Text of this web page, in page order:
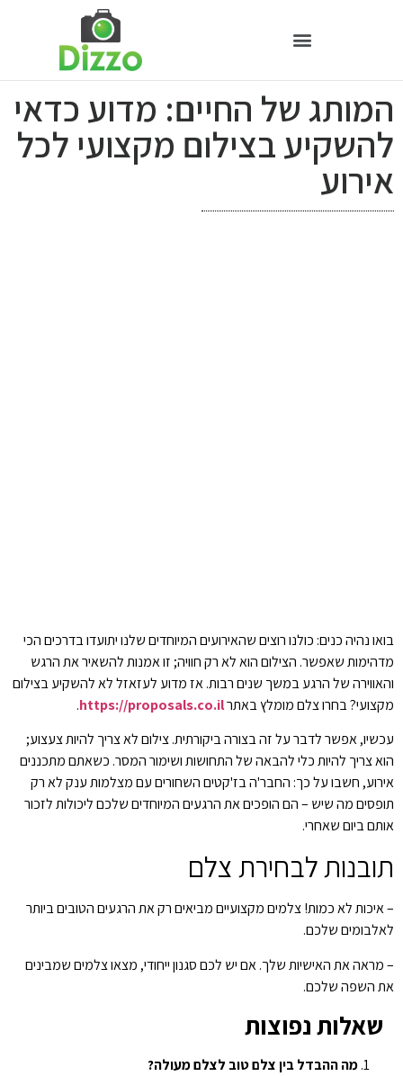
המותג של החיים: מדוע כדאי
להשקיע בצילום מקצועי לכל
אירוע
בואו נהיה כנים: כולנו רוצים שהאירועים המיוחדים שלנו יתועדו בדרכים הכי
מדהימות שאפשר. הצילום הוא לא רק חוויה; זו אמנות להשאיר את הרגש
והאווירה של הרגע במשך שנים רבות. אז מדוע לעזאזל לא להשקיע בצילום
מקצועי? בחרו צלם מומלץ באתרhttps://proposals.co.il
.
עכשיו, אפשר לדבר על זה בצורה ביקורתית. צילום לא צריך להיות צעצוע;
הוא צריך להיות כלי להבאה של התחושות ושימור המסר. כשאתם מתכננים
אירוע, חשבו על כך: החבר'ה בז'קטים השחורים עם מצלמות ענק לא רק
תופסים מה שיש – הם הופכים את הרגעים המיוחדים שלכם ליכולות לזכור
אותם ביום שאחרי.
תובנות לבחירת צלם
– איכות לא כמות! צלמים מקצועיים מביאים רק את הרגעים הטובים ביותר
לאלבומים שלכם.
– מראה את האישיות שלך. אם יש לכם סגנון ייחודי, מצאו צלמים שמבינים
את השפה שלכם.
שאלות נפוצות
מה ההבדל בין צלם טוב לצלם מעולה?